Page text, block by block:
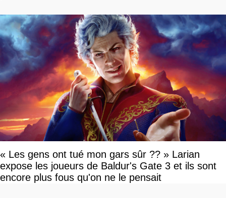
« Les gens ont tué mon gars sûr ?? » Larian
expose les joueurs de Baldur's Gate 3 et ils sont
encore plus fous qu'on ne le pensait